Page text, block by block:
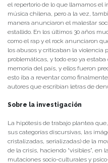
el repertorio de lo que llamamos el
música chilena, pero a la vez,
manera anunciaron el malestar
estallido. En los últimos 30 años
como el rap y el rock anunciaron
los abusos y criticaban la violencia
problemáticas, y todo eso ya
memoria del país, y ellos fueron
esto iba a reventar como
autores que escribían letras de
Sobre la investigación
La hipótesis de trabajo plantea
sus categorías discursivas, las
cristalizadas, serializadas) de la
de la crisis, haciendo “visibles”, en
mutaciones socio-culturales y